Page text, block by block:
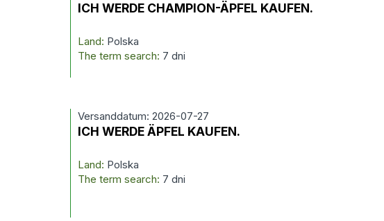
ICH WERDE CHAMPION-ÄPFEL KAUFEN.
Land: Polska
The term search: 7 dni
Versanddatum: 2026-07-27
ICH WERDE ÄPFEL KAUFEN.
Land: Polska
The term search: 7 dni